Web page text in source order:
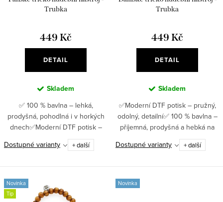
o
Trubka
449 Kč
DETAIL
Skladem
✅ 100 % bavlna – lehká,
prodyšná, pohodlná i v horkých
dnech✅Moderní DTF potisk –
pružný, odolný, detailní ✅ Gramáž
180 g/m² – pevná a dlouhodobě
Dostupné varianty + další
Trubka
449 Kč
DETAIL
Skladem
✅Moderní DTF potisk – pružný,
odolný, detailní✅ 100 % bavlna –
příjemná, prodyšná a hebká na
dotek ✅ Gramáž 180 g/m² –
kvalitní materiál, který vydrží
Dostupné varianty + další
Novinka
Tip
Novinka